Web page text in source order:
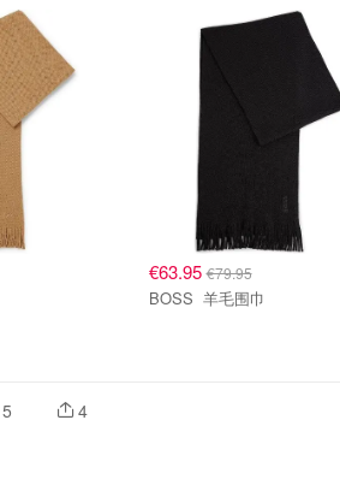
€63.95€79.95
BOSS 羊毛围巾
5 4